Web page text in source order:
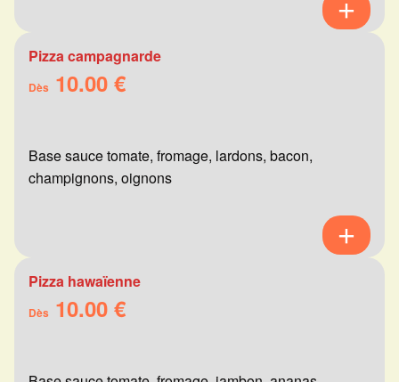
Pizza campagnarde
Dès 10.00 €
Base sauce tomate, fromage, lardons, bacon,
champignons, oignons
Pizza hawaïenne
Dès 10.00 €